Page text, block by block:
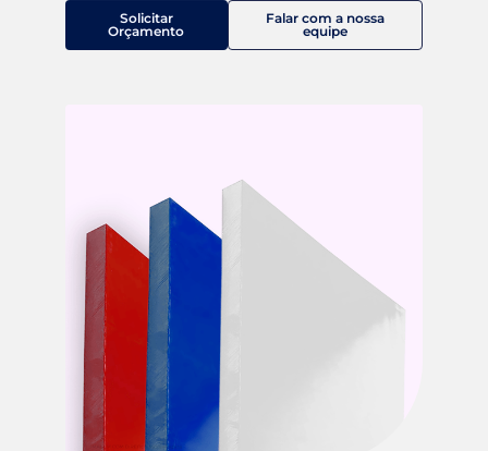
Solicitar
Orçamento
Falar com a nossa
equipe